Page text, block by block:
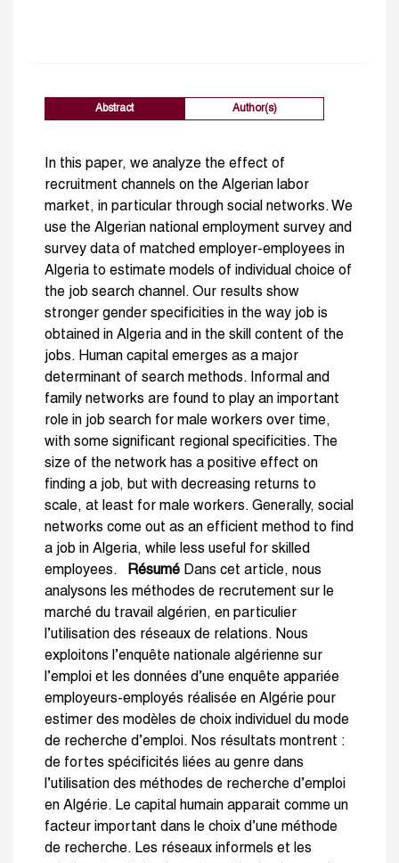
Abstract Author(s)
In this paper, we analyze the effect of
recruitment channels on the Algerian labor
market, in particular through social networks. We
use the Algerian national employment survey and
survey data of matched employer-employees in
Algeria to estimate models of individual choice of
the job search channel. Our results show
stronger gender specificities in the way job is
obtained in Algeria and in the skill content of the
jobs. Human capital emerges as a major
determinant of search methods. Informal and
family networks are found to play an important
role in job search for male workers over time,
with some significant regional specificities. The
size of the network has a positive effect on
finding a job, but with decreasing returns to
scale, at least for male workers. Generally, social
networks come out as an efficient method to find
a job in Algeria, while less useful for skilled
employees.
Résumé Dans cet article, nous
analysons les méthodes de recrutement sur le
marché du travail algérien, en particulier
l’utilisation des réseaux de relations. Nous
exploitons l’enquête nationale algérienne sur
l’emploi et les données d’une enquête appariée
employeurs-employés réalisée en Algérie pour
estimer des modèles de choix individuel du mode
de recherche d’emploi. Nos résultats montrent :
de fortes spécificités liées au genre dans
l’utilisation des méthodes de recherche d’emploi
en Algérie. Le capital humain apparait comme un
facteur important dans le choix d’une méthode
de recherche. Les réseaux informels et les